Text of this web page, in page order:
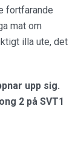
fortfarande
mat om
illa ute, det
upp sig.
2 på SVT1